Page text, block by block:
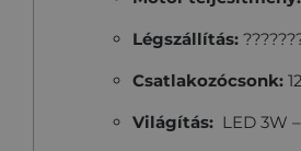
Légszállítás:
Csatlakozócsonk:
Világítás: LED 3W